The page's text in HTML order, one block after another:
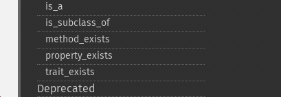
is_​a
is_​subclass_​of
method_​exists
property_​exists
trait_​exists
Deprecated